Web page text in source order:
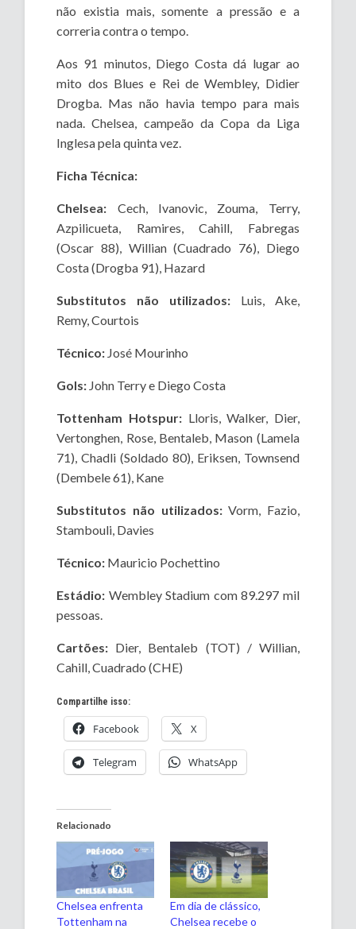
não existia mais, somente a pressão e a
correria contra o tempo.
Aos 91 minutos, Diego Costa dá lugar ao
mito dos Blues e Rei de Wembley, Didier
Drogba. Mas não havia tempo para mais
nada. Chelsea, campeão da Copa da Liga
Inglesa pela quinta vez.
Ficha Técnica:
Chelsea: Cech, Ivanovic, Zouma, Terry,
Azpilicueta, Ramires, Cahill, Fabregas
(Oscar 88), Willian (Cuadrado 76), Diego
Costa (Drogba 91), Hazard
Substitutos não utilizados: Luis, Ake,
Remy, Courtois
Técnico: José Mourinho
Gols: John Terry e Diego Costa
Tottenham Hotspur:Lloris, Walker, Dier,
Vertonghen, Rose, Bentaleb, Mason (Lamela
71), Chadli (Soldado 80), Eriksen, Townsend
(Dembele 61), Kane
Substitutos não utilizados:Vorm, Fazio,
Stambouli, Davies
Técnico: Mauricio Pochettino
Estádio: Wembley Stadium com 89.297 mil
pessoas.
Cartões: Dier, Bentaleb (TOT) / Willian,
Cahill, Cuadrado (CHE)
Compartilhe isso:
Facebook X
Telegram WhatsApp
Relacionado
Chelsea enfrenta
Tottenham na
Em dia de clássico,
Chelsea recebe o